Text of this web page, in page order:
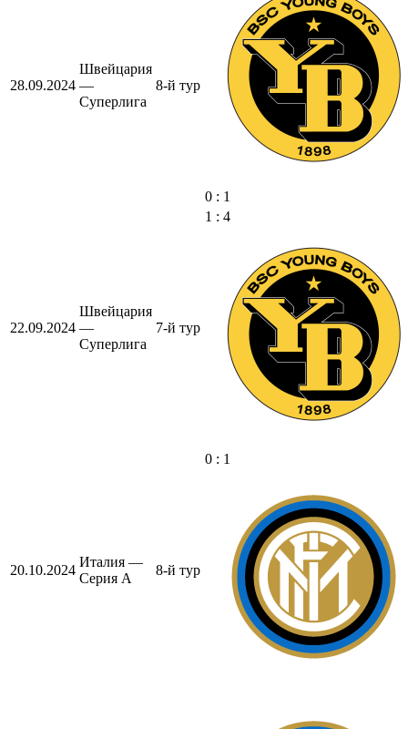
28.09.2024
Швейцария
—
Суперлига
8-й тур
0 : 1
22.09.2024
Швейцария
—
Суперлига
7-й тур
1 : 4
20.10.2024
Италия —
Серия А
8-й тур
0 : 1